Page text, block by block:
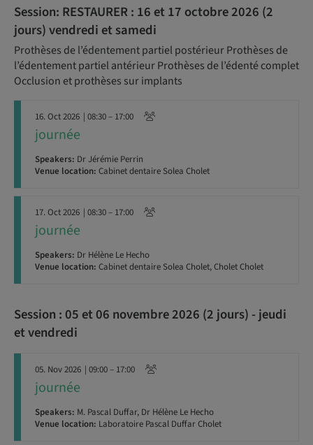
Session: RESTAURER : 16 et 17 octobre 2026 (2
jours) vendredi et samedi
Prothèses de l’édentement partiel postérieur Prothèses de
l’édentement partiel antérieur Prothèses de l’édenté complet
Occlusion et prothèses sur implants
16. Oct 2026 | 08:30 – 17:00
journée
Speakers: Dr Jérémie Perrin
Venue location: Cabinet dentaire Solea Cholet
17. Oct 2026 | 08:30 – 17:00
journée
Speakers: Dr Hélène Le Hecho
Venue location: Cabinet dentaire Solea Cholet, Cholet Cholet
Session : 05 et 06 novembre 2026 (2 jours) - jeudi
et vendredi
05. Nov 2026 | 09:00 – 17:00
journée
Speakers: M. Pascal Duffar, Dr Hélène Le Hecho
Venue location: Laboratoire Pascal Duffar Cholet